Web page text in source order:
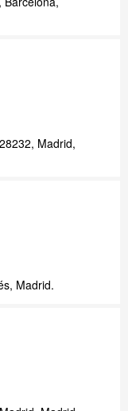
Madrid,
Madrid.